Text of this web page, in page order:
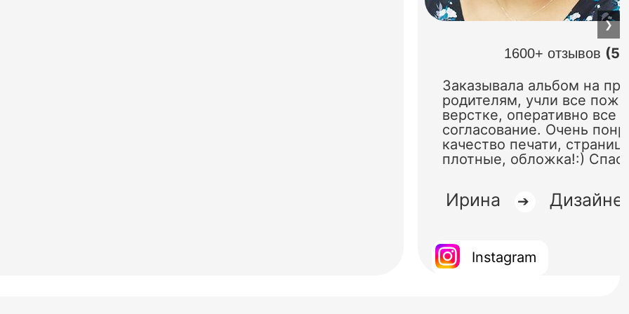
1600+ отзывов
Заказывала альбом на
родителям, учли все
верстке, оперативно все
согласование. Очень
качество печати,
плотные, обложка!:)
Ирина ➔
Instagram
❯